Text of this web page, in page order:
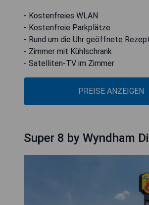
- Kostenfreies WLAN
- Kostenfreie Parkplätze
- Rund um die Uhr geöffnete
- Zimmer mit Kühlschrank
- Satelliten-TV im Zimmer
PREISE ANZEIGEN
Super 8 by Wyndham